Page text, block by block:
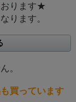
おります★
ります。
。
買っています